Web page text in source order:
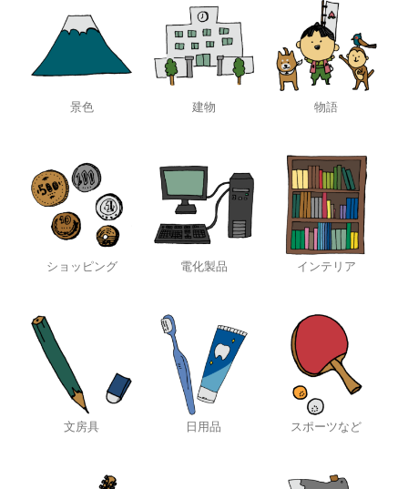
景色 建物 物語
ショッピング 電化製品 インテリア
文房具 日用品 スポーツなど